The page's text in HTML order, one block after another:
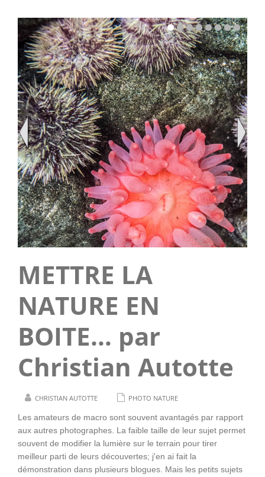
METTRE LA
NATURE EN
BOITE… par
Christian Autotte
CHRISTIAN AUTOTTE PHOTO NATURE
Les amateurs de macro sont souvent avantagés par rapport
aux autres photographes. La faible taille de leur sujet permet
souvent de modifier la lumière sur le terrain pour tirer
meilleur parti de leurs découvertes; j'en ai fait la
démonstration dans plusieurs blogues. Mais les petits sujets